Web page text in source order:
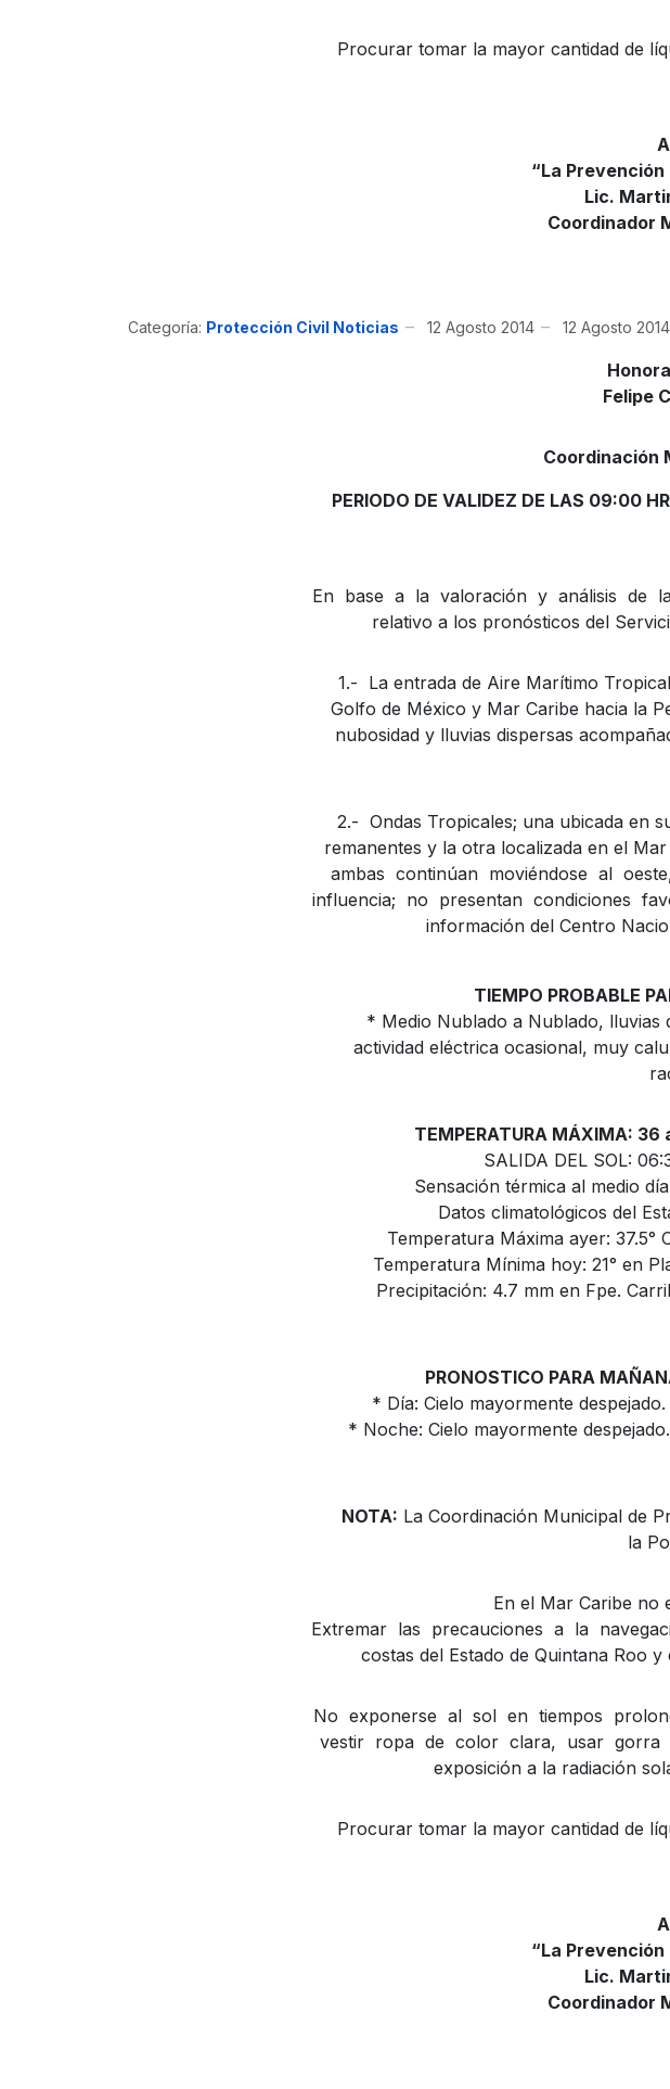
Procurar tomar la mayor cantidad de
“La
Lic.
Coordinador
Categoría: Protección Civil Noticias 12 Agosto 2014 12 Agosto 2014
Felipe
Coordinación
PERIODO DE VALIDEZ DE LAS 09:00
En base a la valoración y análisis de
relativo a los pronósticos del
1.- La entrada de Aire Marítimo
Golfo de México y Mar Caribe hacia la
nubosidad y lluvias dispersas
2.- Ondas Tropicales; una ubicada en
remanentes y la otra localizada en el
ambas continúan moviéndose al
influencia; no presentan condiciones
información del Centro
TIEMPO PROBABLE
* Medio Nublado a Nublado, lluvias
actividad eléctrica ocasional, muy
TEMPERATURA MÁXIMA: 36
SALIDA DEL SOL:
Sensación térmica al medio
Datos climatológicos del
Temperatura Máxima ayer: 37.5°
Temperatura Mínima hoy: 21° en
Precipitación: 4.7 mm en Fpe.
PRONOSTICO PARA
* Día: Cielo mayormente
* Noche: Cielo mayormente
NOTA: La Coordinación Municipal de
la
En el Mar Caribe no
Extremar las precauciones a la
costas del Estado de Quintana Roo
No exponerse al sol en tiempos
vestir ropa de color clara, usar
exposición a la radiación
Procurar tomar la mayor cantidad de
“La
Lic.
Coordinador